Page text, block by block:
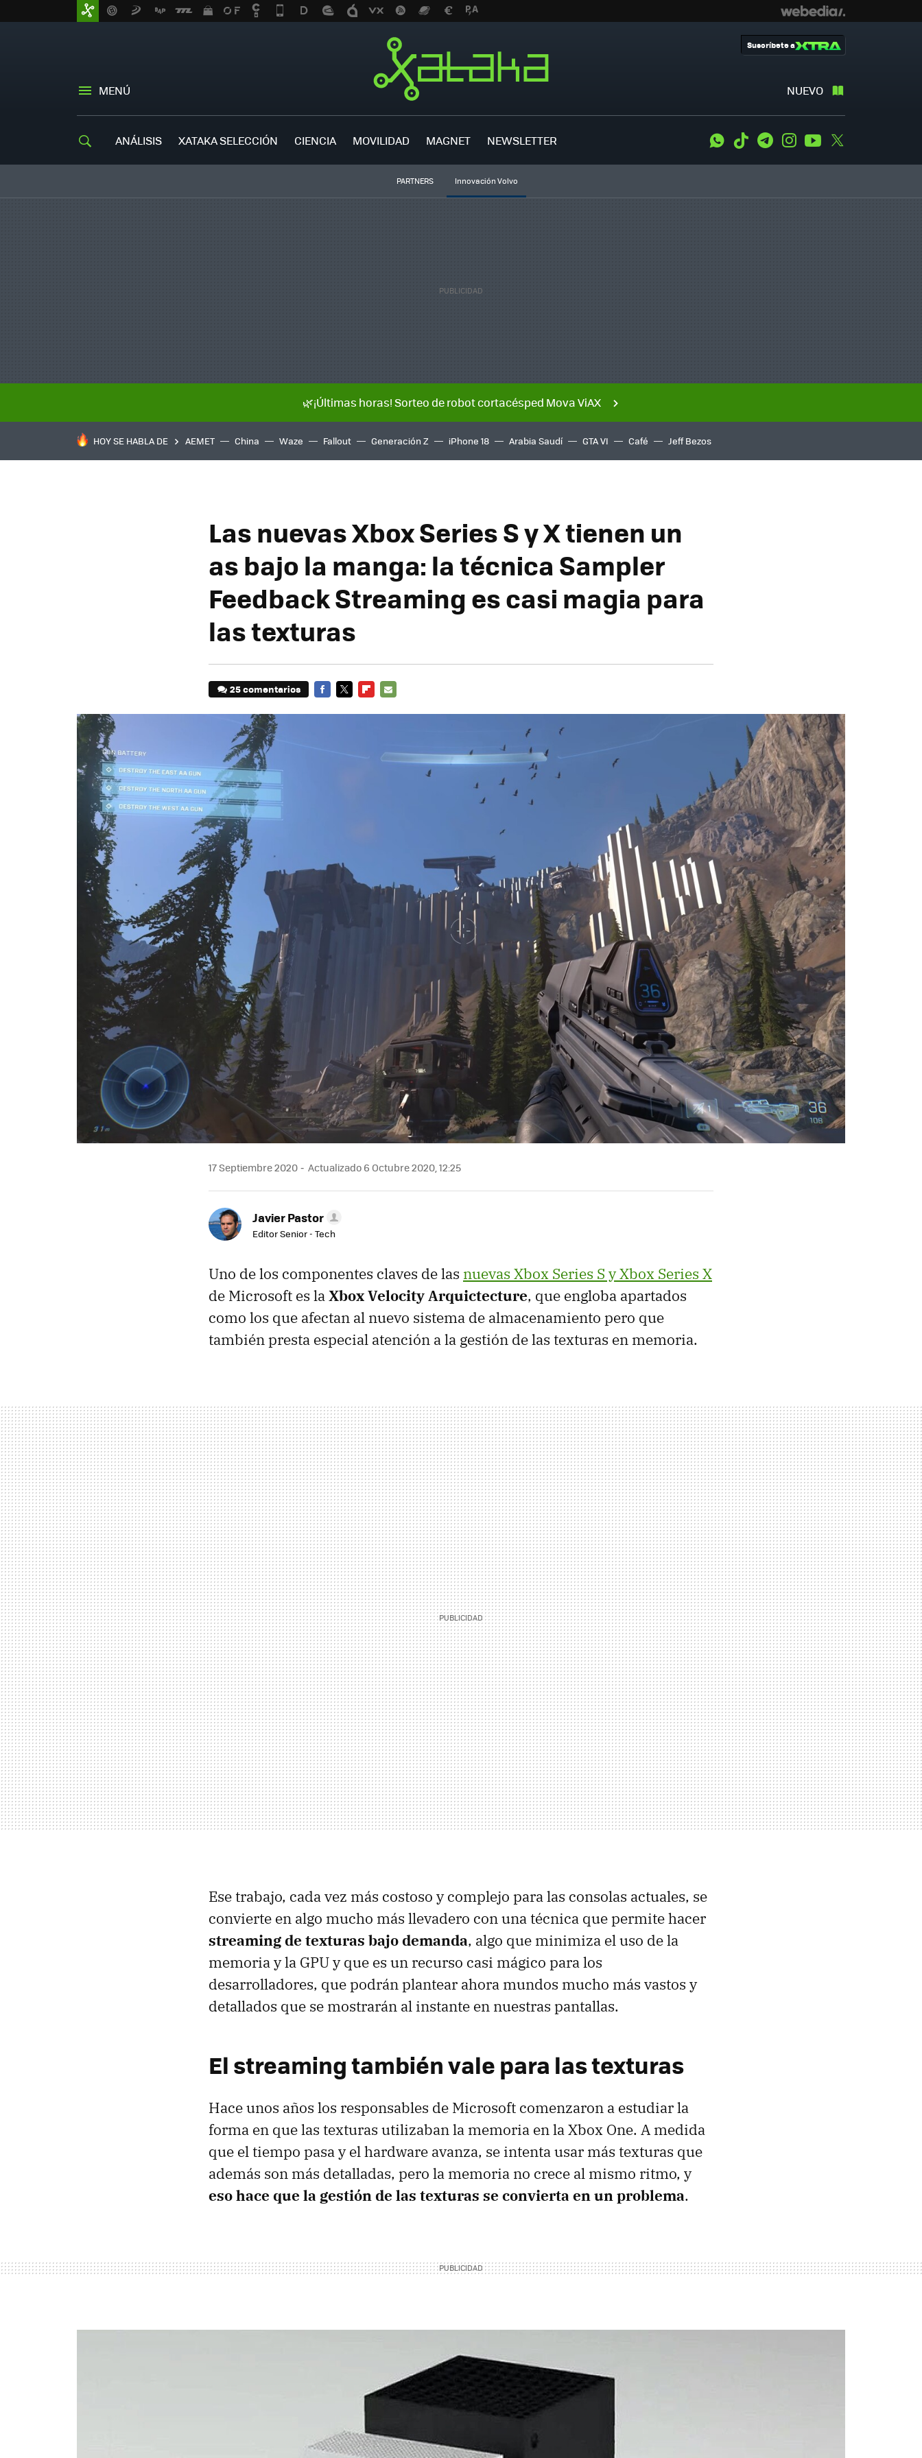
MENÚ NUEVO
Suscríbete a
ANÁLISIS XATAKA SELECCIÓN CIENCIA MOVILIDAD MAGNET NEWSLETTER WhatsApp
Tiktok TelegramInstagramYoutube
PARTNERS Innovación Volvo
🌿¡Últimas horas! Sorteo de robot cortacésped Mova ViAX
HOY SE HABLA DE AEMET China Waze Fallout Generación Z iPhone 18 Arabia Saudí GTA VI Café Jeff Bezos
Las nuevas Xbox Series S y X tienen un
as bajo la manga: la técnica Sampler
Feedback Streaming es casi magia para
las texturas
25 comentarios
17 Septiembre 2020 Actualizado 6 Octubre 2020, 12:25
Javier Pastor
Editor Senior - Tech
Uno de los componentes claves de las nuevas Xbox Series S y Xbox Series X
de Microsoft es la Xbox Velocity Arquictecture, que engloba apartados
como los que afectan al nuevo sistema de almacenamiento pero que
también presta especial atención a la gestión de las texturas en memoria.
Ese trabajo, cada vez más costoso y complejo para las consolas actuales, se
convierte en algo mucho más llevadero con una técnica que permite hacer
streaming de texturas bajo demanda, algo que minimiza el uso de la
memoria y la GPU y que es un recurso casi mágico para los
desarrolladores, que podrán plantear ahora mundos mucho más vastos y
detallados que se mostrarán al instante en nuestras pantallas.
El streaming también vale para las texturas
Hace unos años los responsables de Microsoft comenzaron a estudiar la
forma en que las texturas utilizaban la memoria en la Xbox One. A medida
que el tiempo pasa y el hardware avanza, se intenta usar más texturas que
además son más detalladas, pero la memoria no crece al mismo ritmo, y
eso hace que la gestión de las texturas se convierta en un problema.